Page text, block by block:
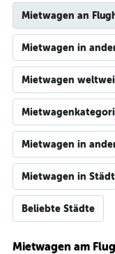
Mietwagen an
Mietwagen in
Mietwagen
Mietwagen in
Mietwagen in
Beliebte Städte
Mietwagen am